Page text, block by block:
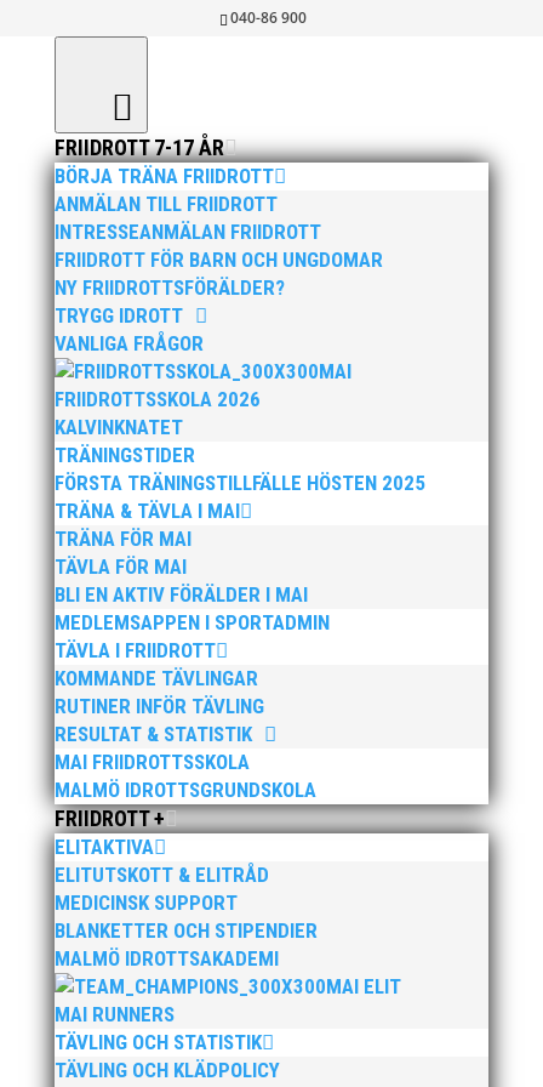
040-86 900
FRIIDROTT 7-17 ÅR
BÖRJA TRÄNA FRIIDROTT
ANMÄLAN TILL FRIIDROTT
INTRESSEANMÄLAN FRIIDROTT
FRIIDROTT FÖR BARN OCH UNGDOMAR
NY FRIIDROTTSFÖRÄLDER?
TRYGG IDROTT
VANLIGA FRÅGOR
MAI
FRIIDROTTSSKOLA 2026
KALVINKNATET
TRÄNINGSTIDER
FÖRSTA TRÄNINGSTILLFÄLLE HÖSTEN 2025
TRÄNA & TÄVLA I MAI
TRÄNA FÖR MAI
TÄVLA FÖR MAI
BLI EN AKTIV FÖRÄLDER I MAI
MEDLEMSAPPEN I SPORTADMIN
TÄVLA I FRIIDROTT
KOMMANDE TÄVLINGAR
RUTINER INFÖR TÄVLING
RESULTAT & STATISTIK
MAI FRIIDROTTSSKOLA
MALMÖ IDROTTSGRUNDSKOLA
FRIIDROTT +
ELITAKTIVA
ELITUTSKOTT & ELITRÅD
MEDICINSK SUPPORT
BLANKETTER OCH STIPENDIER
MALMÖ IDROTTSAKADEMI
MAI ELIT
MAI RUNNERS
TÄVLING OCH STATISTIK
TÄVLING OCH KLÄDPOLICY
BÖRJA TRÄNA
FRIIDROTT?
TRÄNINGSTIDER
WEBBSHOP
MOTIONSLOPP
KONTAKTA
OSS
MAI ELITBLOGGEN –
GRÖNSVART